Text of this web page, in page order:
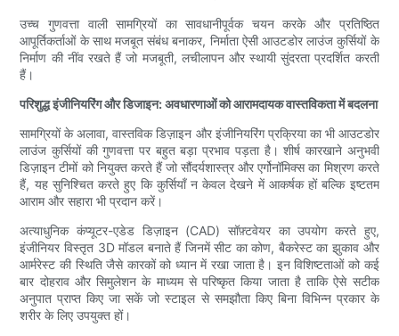
उच्च गुणवत्ता वाली सामग्रियों का सावधानीपूर्वक चयन करके और प्रतिष्ठित
आपूर्तिकर्ताओं के साथ मजबूत संबंध बनाकर, निर्माता ऐसी आउटडोर लाउंज कुर्सियों के
निर्माण की नींव रखते हैं जो मजबूती, लचीलापन और स्थायी सुंदरता प्रदर्शित करती
हैं।
परिशुद्ध इंजीनियरिंग और डिजाइन: अवधारणाओं को आरामदायक वास्तविकता में बदलना
सामग्रियों के अलावा, वास्तविक डिज़ाइन और इंजीनियरिंग प्रक्रिया का भी आउटडोर
लाउंज कुर्सियों की गुणवत्ता पर बहुत बड़ा प्रभाव पड़ता है। शीर्ष कारखाने अनुभवी
डिज़ाइन टीमों को नियुक्त करते हैं जो सौंदर्यशास्त्र और एर्गोनॉमिक्स का मिश्रण करते
हैं, यह सुनिश्चित करते हुए कि कुर्सियाँ न केवल देखने में आकर्षक हों बल्कि इष्टतम
आराम और सहारा भी प्रदान करें।
अत्याधुनिक कंप्यूटर-एडेड डिज़ाइन (CAD) सॉफ़्टवेयर का उपयोग करते हुए,
इंजीनियर विस्तृत 3D मॉडल बनाते हैं जिनमें सीट का कोण, बैकरेस्ट का झुकाव और
आर्मरेस्ट की स्थिति जैसे कारकों को ध्यान में रखा जाता है। इन विशिष्टताओं को कई
बार दोहराव और सिमुलेशन के माध्यम से परिष्कृत किया जाता है ताकि ऐसे सटीक
अनुपात प्राप्त किए जा सकें जो स्टाइल से समझौता किए बिना विभिन्न प्रकार के
शरीर के लिए उपयुक्त हों।